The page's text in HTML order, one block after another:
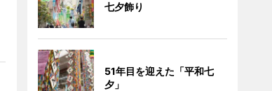
七夕飾り
51年目を迎えた「平和七
夕」